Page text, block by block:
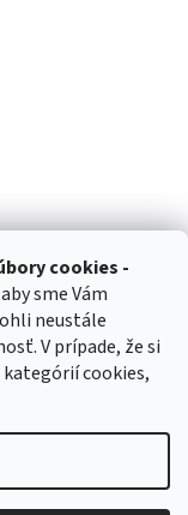
cookies -
sme Vám
neustále
V prípade, že si
cookies,
vyhradené.Upraviť